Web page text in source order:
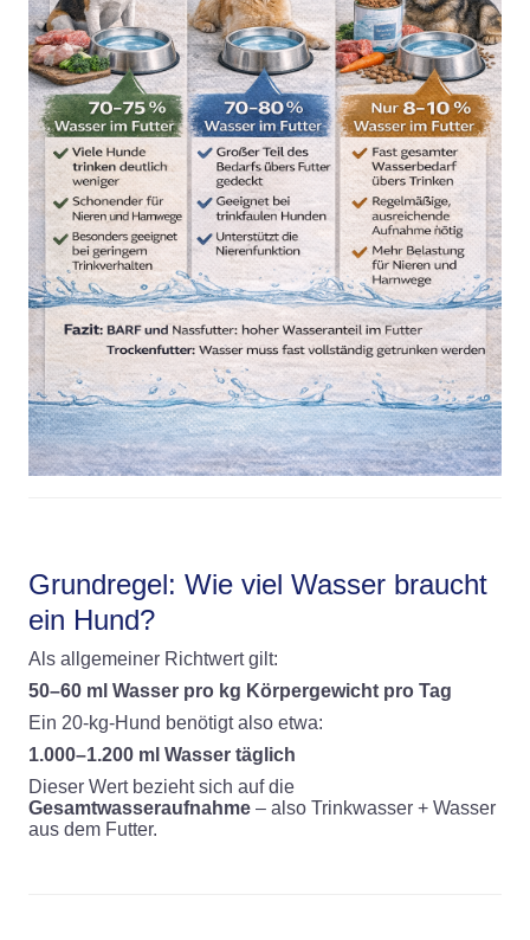
Grundregel: Wie viel Wasser braucht
ein Hund?
Als allgemeiner Richtwert gilt:
50–60 ml Wasser pro kg Körpergewicht pro Tag
Ein 20-kg-Hund benötigt also etwa:
1.000–1.200 ml Wasser täglich
Dieser Wert bezieht sich auf die
Gesamtwasseraufnahme – also Trinkwasser + Wasser
aus dem Futter.